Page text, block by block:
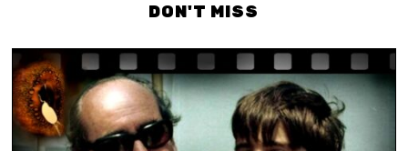
DON'T MISS